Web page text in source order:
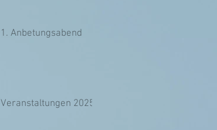
1. Anbetungsabend
Veranstaltungen 2025